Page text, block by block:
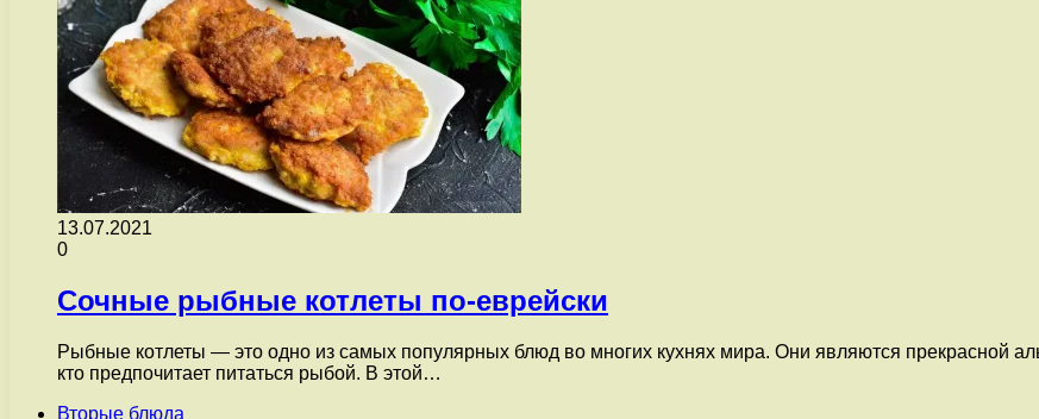
13.07.2021
0
Сочные рыбные котлеты по-еврейски
Рыбные котлеты — это одно из самых популярных блюд во многих кухнях мира. Они являются прекрасной
кто предпочитает питаться рыбой. В этой…
Вторые блюда